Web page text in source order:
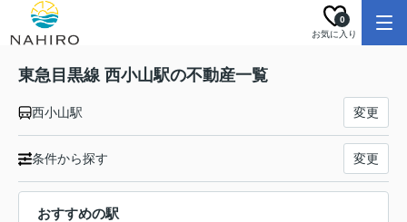
お気に入り
0
東急目黒線 西小山駅の不動産一覧
西小山駅 変更
条件から探す 変更
おすすめの駅